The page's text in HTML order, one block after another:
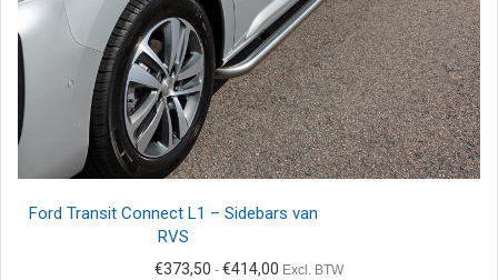
op
de
productpagina
Ford Transit Connect L1 – Sidebars van
RVS
€373,50 - €414,00 Prijsklasse:
Excl. BTW